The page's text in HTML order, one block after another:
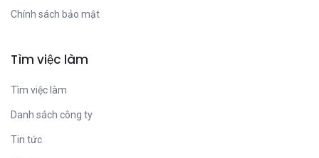
Chính sách bảo mật
Tìm việc làm
Tìm việc làm
Danh sách công ty
Tin tức